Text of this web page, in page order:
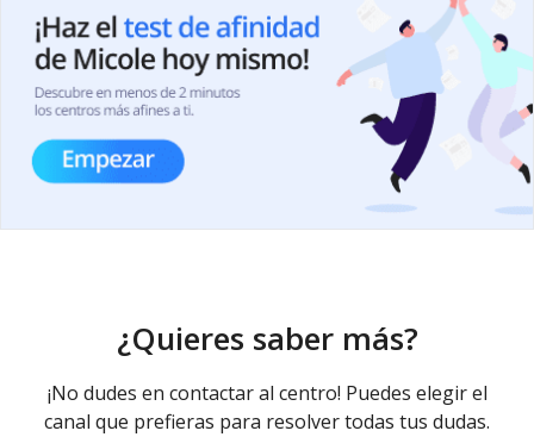
¿Quieres saber más?
¡No dudes en contactar al centro! Puedes elegir el
canal que prefieras para resolver todas tus dudas.